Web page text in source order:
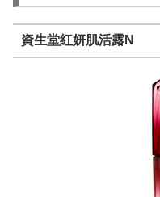
資生堂紅妍肌活露N